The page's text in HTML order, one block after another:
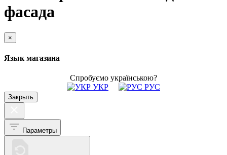
фасада
×
Язык магазина
Спробуємо українською?
УКР
РУС
Закрыть
Параметры